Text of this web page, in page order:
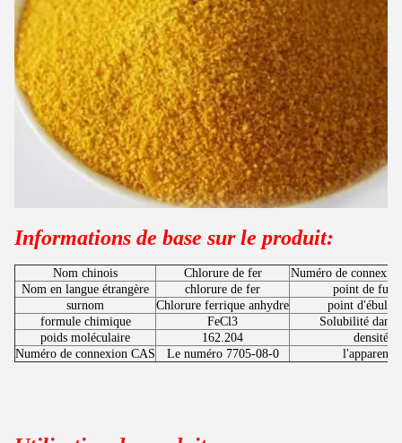
Informations de base sur le produit:
Nom chinois Chlorure de fer
Numéro de
Nom en langue étrangère
chlorure de fer
point de
surnom
Chlorure ferrique anhydre
point
formule chimique
FeCl3
Solubilité dans
poids moléculaire
162.204
densité
Numéro de connexion CAS
Le numéro 7705-08-0 l'apparence